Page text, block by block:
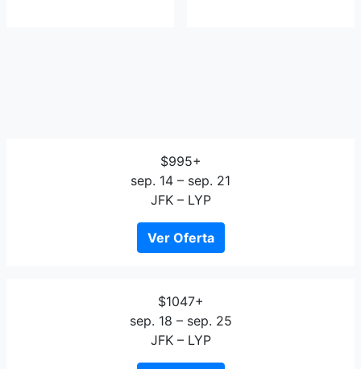
$995+
sep. 14 – sep. 21
JFK – LYP
Ver Oferta
$1047+
sep. 18 – sep. 25
JFK – LYP